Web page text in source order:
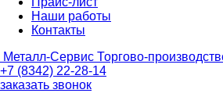
Наши работы
Контакты
Металл-Сервис Торгово-
+7 (8342) 22-28-14
заказать звонок